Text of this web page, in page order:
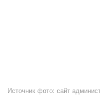
Источник фото: сайт